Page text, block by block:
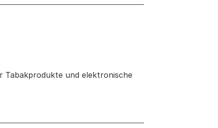
Tabakprodukte und elektronische